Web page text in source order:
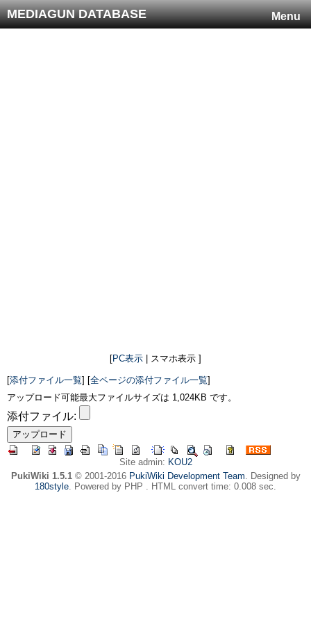
Menu
MEDIAGUN DATABASE
[PC表示 | スマホ表示 ]
[添付ファイル一覧] [全ページの添付ファイル一覧]
アップロード可能最大ファイルサイズは 1,024KB です。
添付ファイル:
Site admin: KOU2
PukiWiki 1.5.1© 2001-2016 PukiWiki Development Team. Designed by
180style. Powered by PHP . HTML convert time: 0.008 sec.